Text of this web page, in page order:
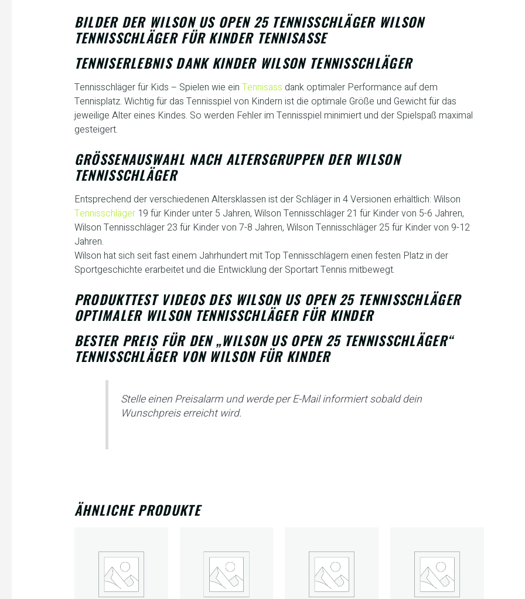
BILDER DER WILSON US OPEN 25 TENNISSCHLÄGER WILSON
TENNISSCHLÄGER FÜR KINDER TENNISASSE
TENNISERLEBNIS DANK KINDER WILSON TENNISSCHLÄGER
Tennisschläger für Kids – Spielen wie ein Tennisass dank optimaler Performance auf dem
Tennisplatz. Wichtig für das Tennisspiel von Kindern ist die optimale Größe und Gewicht für das
jeweilige Alter eines Kindes. So werden Fehler im Tennisspiel minimiert und der Spielspaß maximal
gesteigert.
GRÖSSENAUSWAHL NACH ALTERSGRUPPEN DER WILSON T
ENNISSCHLÄGER
Entsprechend der verschiedenen Altersklassen ist der Schläger in 4 Versionen erhältlich: Wilson
Tennisschläger19 für Kinder unter 5 Jahren, Wilson Tennisschläger 21 für Kinder von 5-6 Jahren,
Wilson Tennisschläger 23 für Kinder von 7-8 Jahren, Wilson Tennisschläger 25 für Kinder von 9-12
Jahren.
Wilson hat sich seit fast einem Jahrhundert mit Top Tennisschlägern einen festen Platz in der
Sportgeschichte erarbeitet und die Entwicklung der Sportart Tennis mitbewegt.
PRODUKTTEST VIDEOS DES WILSON US OPEN 25 TENNISSCHLÄGER
OPTIMALER WILSON TENNISSCHLÄGER FÜR KINDER
BESTER PREIS FÜR DEN „WILSON US OPEN 25 TENNISSCHLÄGER“
TENNISSCHLÄGER VON WILSON FÜR KINDER
Stelle einen Preisalarm und werde per E-Mail informiert sobald dein
Wunschpreis erreicht wird.
ÄHNLICHE PRODUKTE